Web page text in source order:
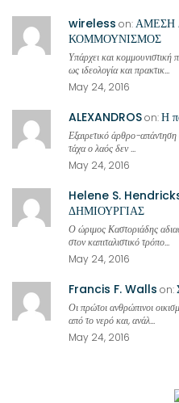
wireless on:ΑΜΕΣΗ
ΚΟΜΜΟΥΝΙΣΜΟΣ
Υπάρχει και
ως ιδεολογία και πρακτικ...
May 24, 2016
ALEXANDROSon:Η
Εξαιρετικό άρθρο-απάντηση
τάχα ο λαός δεν ...
May 24, 2016
Helene S.
ΔΗΜΙΟΥΡΓΙΑΣ
Ο ώριμος Καστοριάδης
στον καπιταλιστικό τρόπο...
May 24, 2016
Francis F. Walls on:
Οι πρώτοι ανθρώπινοι
από το νερό και, ανάλ...
May 24, 2016